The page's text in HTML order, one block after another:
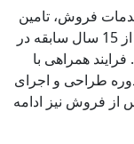
فروش، تامین
قطعات و سرویس و تعمیرات آسانسور با بیش از 15 سال سابقه در
همراهی با
طراحی و اجرای
از فروش نیز ادامه